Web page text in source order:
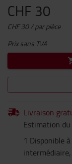
CHF 30
CHF 30 / par pièce
Prix sans TVA
Livraison
Estimation
1 Disponible